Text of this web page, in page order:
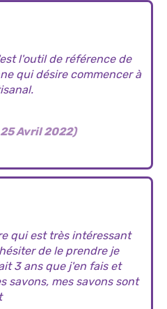
l'outil de référence de
qui désire commencer à
Avril 2022)
qui est très intéressant
de le prendre je
3 ans que j'en fais et
savons, mes savons sont